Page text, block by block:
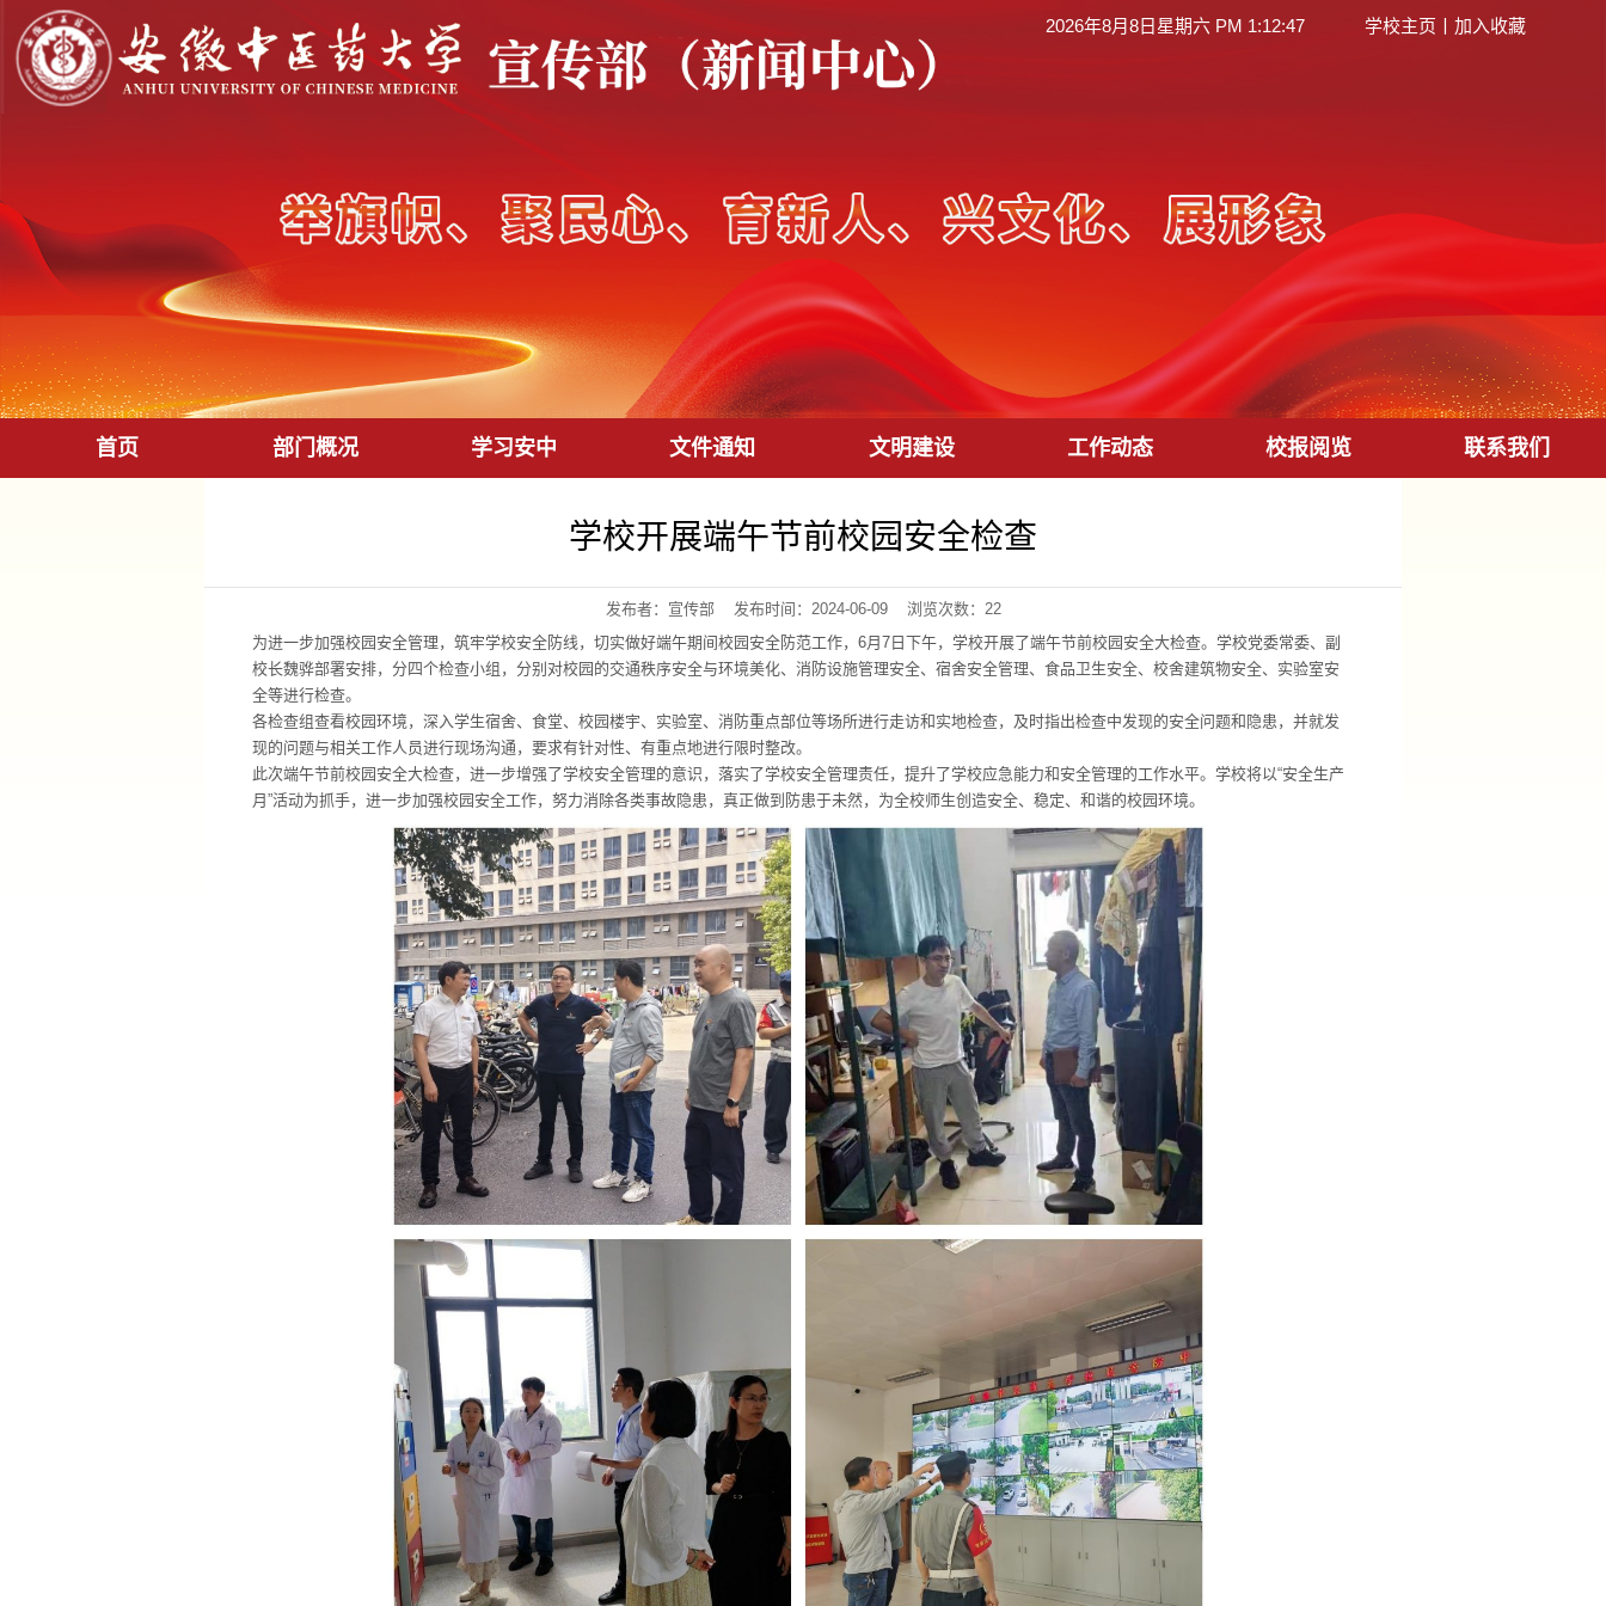
2026年8月8日星期六 PM 1:12:48 学校主页 加入收藏
首页 部门概况 学习安中 文件通知 文明建设 工作动态 校报阅览 联系我们
学校开展端午节前校园安全检查
发布者：宣传部 发布时间：2024-06-09 浏览次数： 22
为进一步加强校园安全管理，筑牢学校安全防线，切实做好端午期间校园安全防范工作，6月7日下午，学校开展了端午节前校园安全大检查。学校党委常委、副
校长魏骅部署安排，分四个检查小组，分别对校园的交通秩序安全与环境美化、消防设施管理安全、宿舍安全管理、食品卫生安全、校舍建筑物安全、实验室安
全等进行检查。
各检查组查看校园环境，深入学生宿舍、食堂、校园楼宇、实验室、消防重点部位等场所进行走访和实地检查，及时指出检查中发现的安全问题和隐患，并就发
现的问题与相关工作人员进行现场沟通，要求有针对性、有重点地进行限时整改。
此次端午节前校园安全大检查，进一步增强了学校安全管理的意识，落实了学校安全管理责任，提升了学校应急能力和安全管理的工作水平。学校将以“安全生产
月”活动为抓手，进一步加强校园安全工作，努力消除各类事故隐患，真正做到防患于未然，为全校师生创造安全、稳定、和谐的校园环境。